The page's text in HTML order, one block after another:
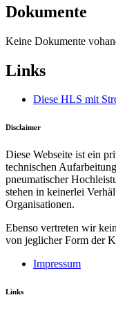
Dokumente
Keine Dokumente
Links
Diese HLS mit
Disclaimer
Diese Webseite ist ein
technischen
pneumatischer
stehen in keinerlei
Organisationen.
Ebenso vertreten wir
von jeglicher Form der
Impressum
Links